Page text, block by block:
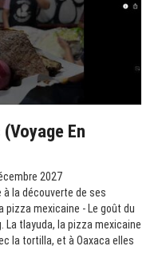
En
2027
la découverte de ses
mexicaine - Le goût du
La tlayuda, la pizza mexicaine
la tortilla, et à Oaxaca elles